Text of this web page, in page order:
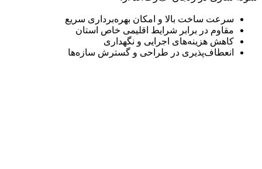
سرعت ساخت بالا و امکان بهره‌برداری سریع
مقاوم در برابر شرایط اقلیمی خاص استان
کاهش هزینه‌های اجرایی و نگهداری
انعطاف‌پذیری در طراحی و گسترش سازه‌ها